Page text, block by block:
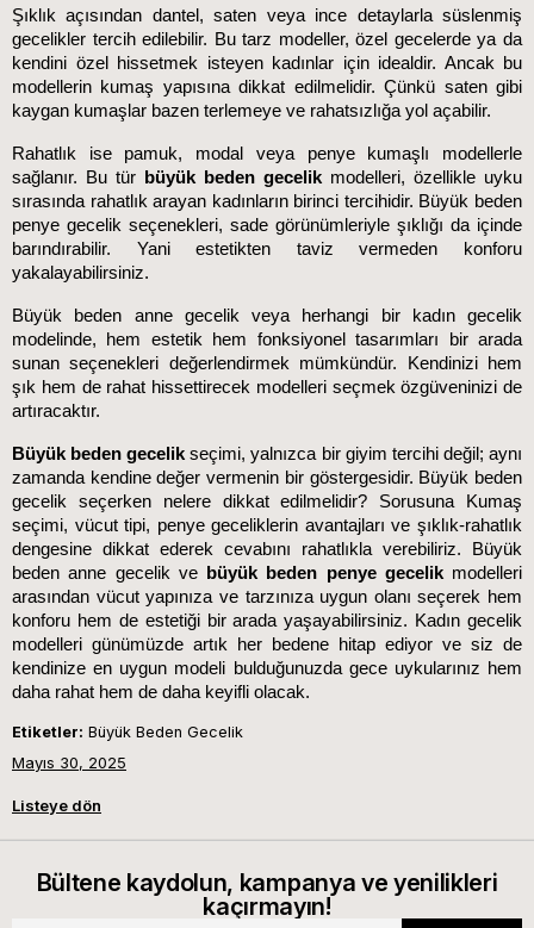
Şıklık açısından dantel, saten veya ince detaylarla süslenmiş
gecelikler tercih edilebilir. Bu tarz modeller, özel gecelerde ya da
kendini özel hissetmek isteyen kadınlar için idealdir. Ancak bu
modellerin kumaş yapısına dikkat edilmelidir. Çünkü saten gibi
kaygan kumaşlar bazen terlemeye ve rahatsızlığa yol açabilir.
Rahatlık ise pamuk, modal veya penye kumaşlı modellerle
sağlanır. Bu tür
büyük beden gecelik modelleri, özellikle uyku
sırasında rahatlık arayan kadınların birinci tercihidir. Büyük beden
penye gecelik seçenekleri, sade görünümleriyle şıklığı da içinde
barındırabilir. Yani estetikten taviz vermeden konforu
yakalayabilirsiniz.
Büyük beden anne gecelik veya herhangi bir kadın gecelik
modelinde, hem estetik hem fonksiyonel tasarımları bir arada
sunan seçenekleri değerlendirmek mümkündür. Kendinizi hem
şık hem de rahat hissettirecek modelleri seçmek özgüveninizi de
artıracaktır.
Büyük beden gecelik seçimi, yalnızca bir giyim tercihi değil; aynı
zamanda kendine değer vermenin bir göstergesidir. Büyük beden
gecelik seçerken nelere dikkat edilmelidir? Sorusuna Kumaş
seçimi, vücut tipi, penye geceliklerin avantajları ve şıklık-rahatlık
dengesine dikkat ederek cevabını rahatlıkla verebiliriz. Büyük
beden anne gecelik ve
büyük beden penye gecelik modelleri
arasından vücut yapınıza ve tarzınıza uygun olanı seçerek hem
konforu hem de estetiği bir arada yaşayabilirsiniz. Kadın gecelik
modelleri günümüzde artık her bedene hitap ediyor ve siz de
kendinize en uygun modeli bulduğunuzda gece uykularınız hem
daha rahat hem de daha keyifli olacak.
Etiketler: Büyük Beden Gecelik
Mayıs 30, 2025
Listeye dön
Bültene kaydolun, kampanya ve yenilikleri
kaçırmayın!